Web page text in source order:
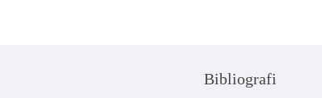
Bibliografi